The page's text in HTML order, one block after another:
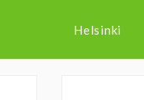
Helsinki